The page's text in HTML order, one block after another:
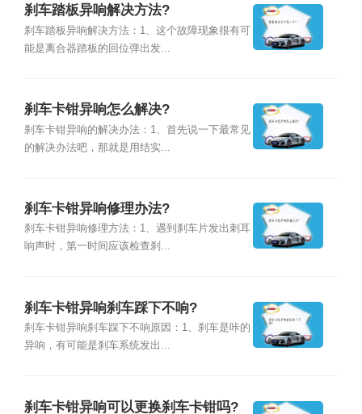
刹车踏板异响解决方法?
刹车踏板异响解决方法：1、这个故障现象很有可
能是离合器踏板的回位弹出发...
刹车卡钳异响怎么解决?
刹车卡钳异响的解决办法：1、首先说一下最常见
的解决办法吧，那就是用结实...
刹车卡钳异响修理办法?
刹车卡钳异响修理方法：1、遇到刹车片发出刺耳
响声时，第一时间应该检查刹...
刹车卡钳异响刹车踩下不响?
刹车卡钳异响刹车踩下不响原因：1、刹车是咔的
异响，有可能是刹车系统发出...
刹车卡钳异响可以更换刹车卡钳吗?